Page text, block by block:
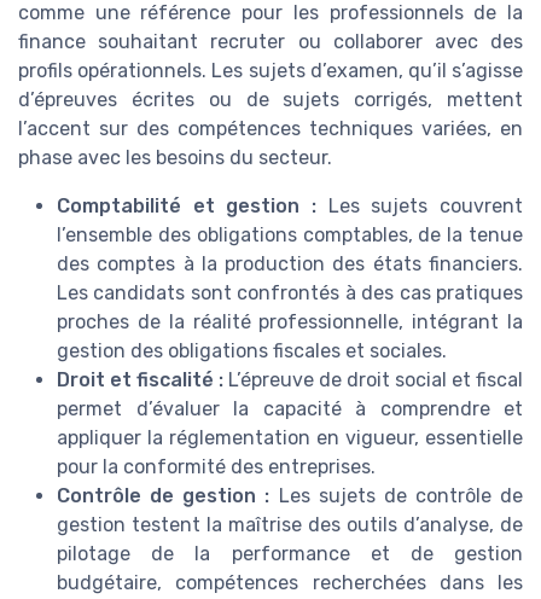
comme une référence pour les professionnels de la
finance souhaitant recruter ou collaborer avec des
profils opérationnels. Les sujets d’examen, qu’il s’agisse
d’épreuves écrites ou de sujets corrigés, mettent
l’accent sur des compétences techniques variées, en
phase avec les besoins du secteur.
Comptabilité et gestion : Les sujets couvrent
l’ensemble des obligations comptables, de la tenue
des comptes à la production des états financiers.
Les candidats sont confrontés à des cas pratiques
proches de la réalité professionnelle, intégrant la
gestion des obligations fiscales et sociales.
Droit et fiscalité : L’épreuve de droit social et fiscal
permet d’évaluer la capacité à comprendre et
appliquer la réglementation en vigueur, essentielle
pour la conformité des entreprises.
Contrôle de gestion : Les sujets de contrôle de
gestion testent la maîtrise des outils d’analyse, de
pilotage de la performance et de gestion
budgétaire, compétences recherchées dans les